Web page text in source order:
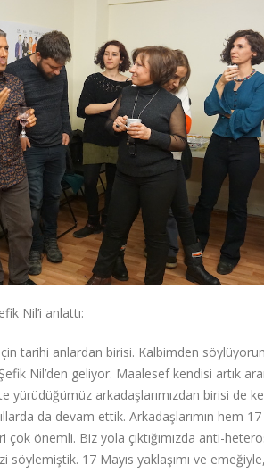
Nil’i anlattı:
tarihi anlardan birisi. Kalbimden
Nil’den geliyor. Maalesef kendisi artık
yürüdüğümüz arkadaşlarımızdan birisi de
da devam ettik. Arkadaşlarımın hem 17
önemli. Biz yola çıktığımızda anti-
17 Mayıs yaklaşımı ve emeğiyle,